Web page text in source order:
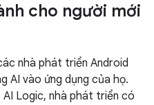
cho người mới
nhà phát triển Android
AI vào ứng dụng của họ.
Logic, nhà phát triển có